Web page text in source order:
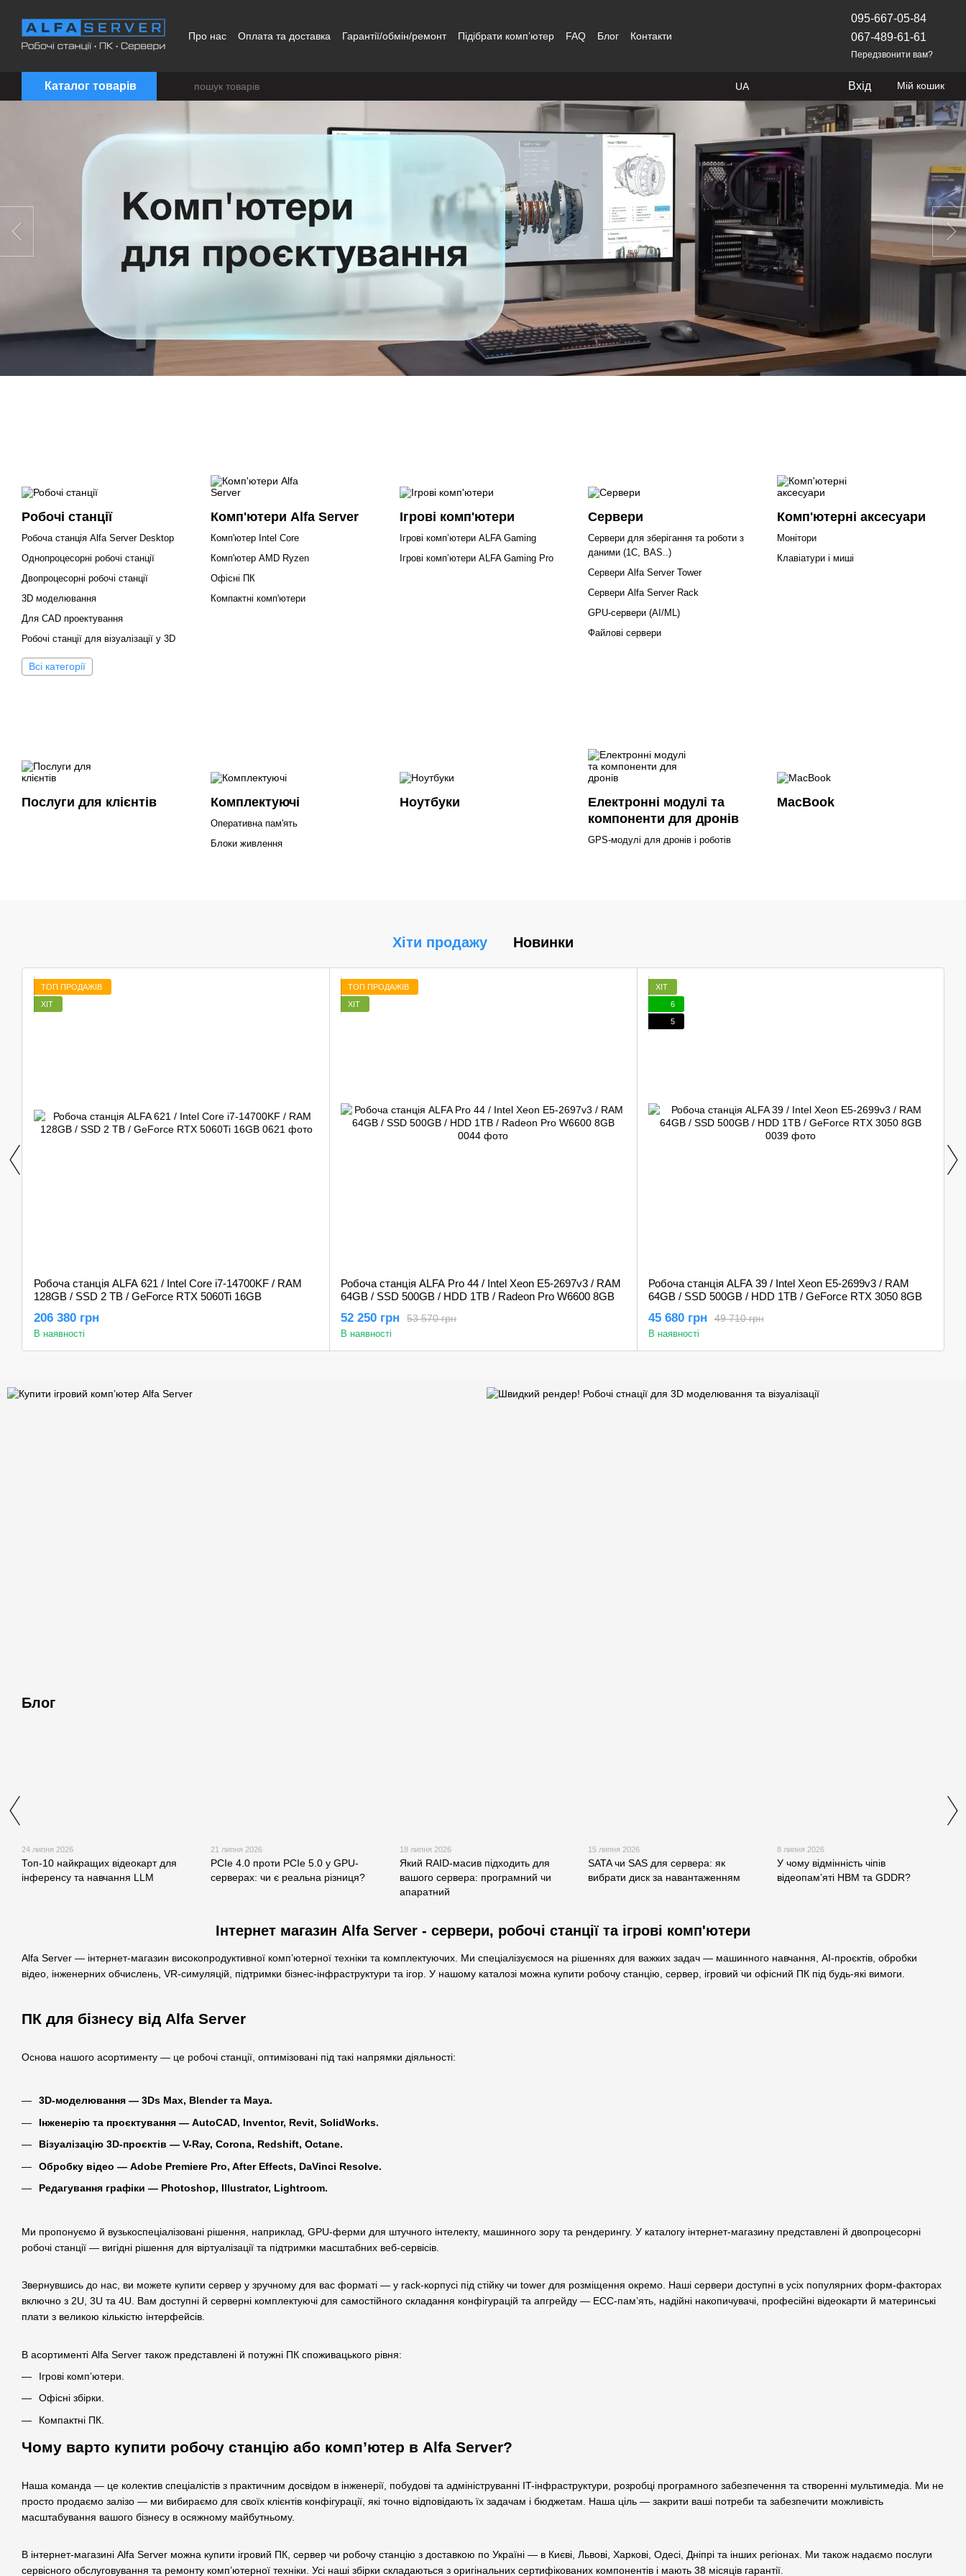
Про нас Оплата та доставка Гарантії/обмін/ремонт Підібрати комп’ютер FAQ Блог Контакти
095-667-05-84
067-489-61-61
Передзвонити вам?
Каталог товарів UA Вхід Мій кошик
Робочі станції
Робоча станція Alfa Server Desktop
Однопроцесорні робочі станції
Двопроцесорні робочі станції
3D моделювання
Для CAD проектування
Робочі станції для візуалізації у 3D
Всі категорії
Комп'ютери Alfa Server
Комп'ютер Intel Core
Комп'ютер AMD Ryzen
Офісні ПК
Компактні комп'ютери
Ігрові комп'ютери
Ігрові компʼютери ALFA Gaming
Ігрові компʼютери ALFA Gaming Pro
Сервери
Сервери для зберігання та роботи з
даними (1С, BAS..)
Сервери Alfa Server Tower
Сервери Alfa Server Rack
GPU-сервери (AI/ML)
Файлові сервери
Комп'ютерні аксесуари
Монітори
Клавіатури і миші
Послуги для клієнтів Комплектуючі
Оперативна пам'ять
Блоки живлення
Ноутбуки
Електронні модулі та
компоненти для дронів
GPS-модулі для дронів і роботів
MacBook
Хіти продажу Новинки
ТОП ПРОДАЖІВ
ХІТ
Робоча станція ALFA 621 / Intel Core i7-14700KF / RAM
128GB / SSD 2 TB / GeForce RTX 5060Ti 16GB
206 380 грн
В наявності
ТОП ПРОДАЖІВ
ХІТ
Робоча станція ALFA Pro 44 / Intel Xeon E5-2697v3 / RAM
64GB / SSD 500GB / HDD 1TB / Radeon Pro W6600 8GB
53 570 грн
52 250 грн
В наявності
ХІТ
6
5
Робоча станція ALFA 39 / Intel Xeon E5-2699v3 / RAM
64GB / SSD 500GB / HDD 1TB / GeForce RTX 3050 8GB
49 710 грн
45 680 грн
В наявності
Блог
24 липня 2026
Топ-10 найкращих відеокарт для
інференсу та навчання LLM
21 липня 2026
PCIe 4.0 проти PCIe 5.0 у GPU-
серверах: чи є реальна різниця?
18 липня 2026
Який RAID-масив підходить для
вашого сервера: програмний чи
апаратний
15 липня 2026
SATA чи SAS для сервера: як
вибрати диск за навантаженням
8 липня 2026
У чому відмінність чіпів
відеопам’яті HBM та GDDR?
Інтернет магазин Alfa Server - сервери, робочі станції та ігрові комп'ютери
Alfa Server — інтернет-магазин високопродуктивної комп’ютерної техніки та комплектуючих. Ми спеціалізуємося на рішеннях для важких задач — машинного навчання, AI-проєктів, обробки
відео, інженерних обчислень, VR-симуляцій, підтримки бізнес-інфраструктури та ігор. У нашому каталозі можна купити робочу станцію, сервер, ігровий чи офісний ПК під будь-які вимоги.
ПК для бізнесу від Alfa Server
Основа нашого асортименту — це робочі станції, оптимізовані під такі напрямки діяльності:
3D-моделювання — 3Ds Max, Blender та Maya.
Інженерію та проєктування — AutoCAD, Inventor, Revit, SolidWorks.
Візуалізацію 3D-проєктів — V-Ray, Corona, Redshift, Octane.
Обробку відео — Adobe Premiere Pro, After Effects, DaVinci Resolve.
Редагування графіки — Photoshop, Illustrator, Lightroom.
Ми пропонуємо й вузькоспеціалізовані рішення, наприклад, GPU-ферми для штучного інтелекту, машинного зору та рендерингу. У каталогу інтернет-магазину представлені й двопроцесорні
робочі станції — вигідні рішення для віртуалізації та підтримки масштабних веб-сервісів.
Звернувшись до нас, ви можете купити сервер у зручному для вас форматі — у rack-корпусі під стійку чи tower для розміщення окремо. Наші сервери доступні в усіх популярних форм-факторах
включно з 2U, 3U та 4U. Вам доступні й серверні комплектуючі для самостійного складання конфігурацій та апгрейду — ECC-пам’ять, надійні накопичувачі, професійні відеокарти й материнські
плати з великою кількістю інтерфейсів.
В асортименті Alfa Server також представлені й потужні ПК споживацького рівня:
Ігрові комп’ютери.
Офісні збірки.
Компактні ПК.
Чому варто купити робочу станцію або комп’ютер в Alfa Server?
Наша команда — це колектив спеціалістів з практичним досвідом в інженерії, побудові та адмініструванні IT-інфраструктури, розробці програмного забезпечення та створенні мультимедіа. Ми не
просто продаємо залізо — ми вибираємо для своїх клієнтів конфігурації, які точно відповідають їх задачам і бюджетам. Наша ціль — закрити ваші потреби та забезпечити можливість
масштабування вашого бізнесу в осяжному майбутньому.
В інтернет-магазині Alfa Server можна купити ігровий ПК, сервер чи робочу станцію з доставкою по Україні — в Києві, Львові, Харкові, Одесі, Дніпрі та інших регіонах. Ми також надаємо послуги
сервісного обслуговування та ремонту комп’ютерної техніки. Усі наші збірки складаються з оригінальних сертифікованих компонентів і мають 38 місяців гарантії.